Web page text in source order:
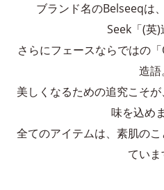
ブランド名のBelseeqは
Seek「(英)
さらにフェースならではの
造語。
美しくなるための追究こそ
味を込め
全てのアイテムは、素肌の
ていま